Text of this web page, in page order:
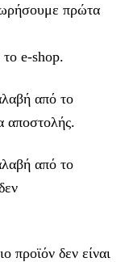
πρώτα
e-shop.
από το
αποστολής.
από το
προϊόν δεν είναι